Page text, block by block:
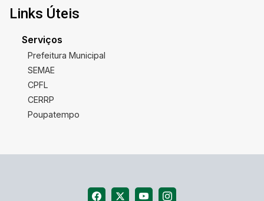
Links Úteis
Serviços
Prefeitura Municipal
SEMAE
CPFL
CERRP
Poupatempo